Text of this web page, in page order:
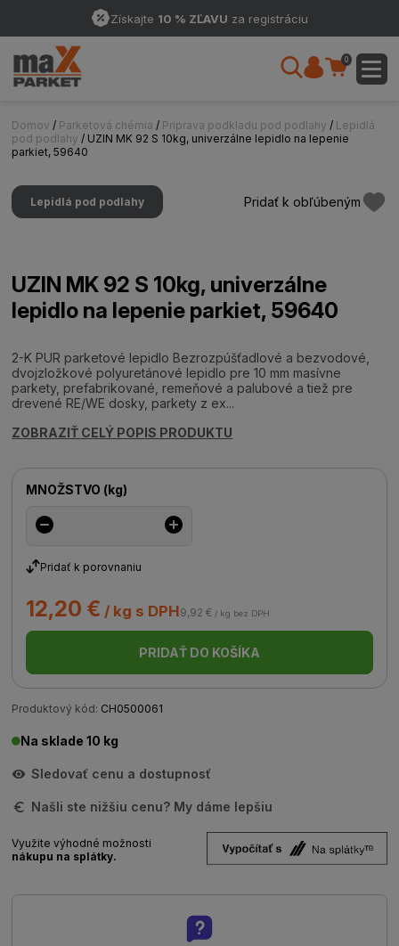
Získajte 10 % ZĽAVU za registráciu
0
Domov / Parketová chémia / Príprava podkladu pod podlahy / Lepidlá
pod podlahy / UZIN MK 92 S 10kg, univerzálne lepidlo na lepenie
parkiet, 59640
Lepidlá pod podlahy Pridať k obľúbeným
UZIN MK 92 S 10kg, univerzálne
lepidlo na lepenie parkiet, 59640
2-K PUR parketové lepidlo Bezrozpúšťadlové a bezvodové,
dvojzložkové polyuretánové lepidlo pre 10 mm masívne
parkety, prefabrikované, remeňové a palubové a tiež pre
drevené RE/WE dosky, parkety z ex...
ZOBRAZIŤ CELÝ POPIS PRODUKTU
MNOŽSTVO (kg)
Pridať k porovnaniu
12,20 € / kg s DPH9,92 € / kg bez DPH
PRIDAŤ DO KOŠÍKA
Produktový kód: CH0500061
Na sklade 10 kg
Sledovať cenu a dostupnosť
Našli ste nižšiu cenu? My dáme lepšiu
Využite výhodné možnosti
nákupu na splátky.